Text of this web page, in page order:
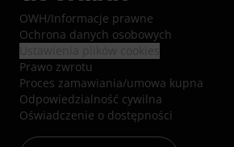
OWH/Informacje prawne
Ochrona danych osobowych
Prawo zwrotu
Proces zamawiania/umowa kupna
Odpowiedzialność cywilna
Oświadczenie o dostępności